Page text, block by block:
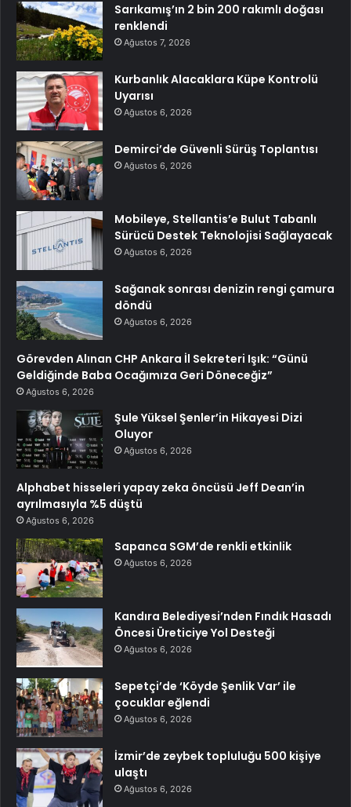
Sarıkamış’ın 2 bin 200 rakımlı doğası
renklendi
Ağustos 7, 2026
Kurbanlık Alacaklara Küpe Kontrolü
Uyarısı
Ağustos 6, 2026
Demirci’de Güvenli Sürüş Toplantısı
Ağustos 6, 2026
Mobileye, Stellantis’e Bulut Tabanlı
Sürücü Destek Teknolojisi Sağlayacak
Ağustos 6, 2026
Sağanak sonrası denizin rengi çamura
döndü
Ağustos 6, 2026
Görevden Alınan CHP Ankara İl Sekreteri Işık: “Günü
Geldiğinde Baba Ocağımıza Geri Döneceğiz”
Ağustos 6, 2026
Şule Yüksel Şenler’in Hikayesi Dizi
Oluyor
Ağustos 6, 2026
Alphabet hisseleri yapay zeka öncüsü Jeff Dean’in
ayrılmasıyla %5 düştü
Ağustos 6, 2026
Sapanca SGM’de renkli etkinlik
Ağustos 6, 2026
Kandıra Belediyesi’nden Fındık Hasadı
Öncesi Üreticiye Yol Desteği
Ağustos 6, 2026
Sepetçi’de ‘Köyde Şenlik Var’ ile
çocuklar eğlendi
Ağustos 6, 2026
İzmir’de zeybek topluluğu 500 kişiye
ulaştı
Ağustos 6, 2026